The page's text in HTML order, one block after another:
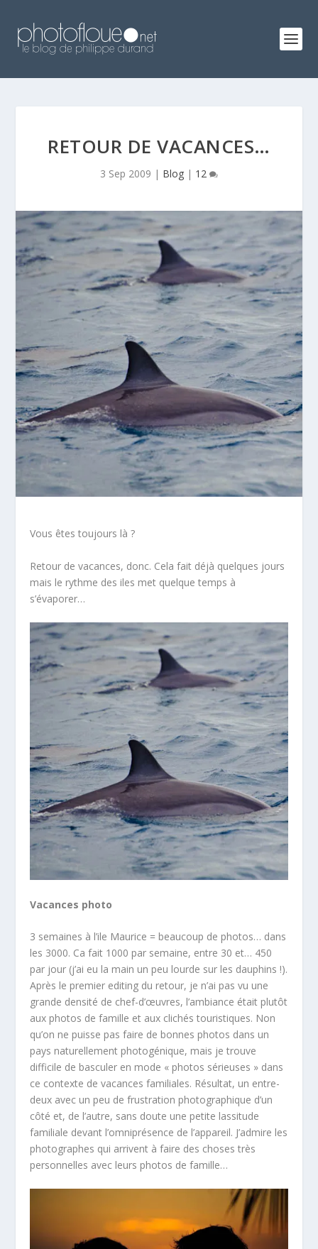
RETOUR DE VACANCES…
3 Sep 2009 | Blog | 12
Vous êtes toujours là ?
Retour de vacances, donc. Cela fait déjà quelques jours
mais le rythme des iles met quelque temps à
s’évaporer…
Vacances photo
3 semaines à l’ile Maurice = beaucoup de photos… dans
les 3000. Ca fait 1000 par semaine, entre 30 et… 450
par jour (j’ai eu la main un peu lourde sur les dauphins !).
Après le premier editing du retour, je n’ai pas vu une
grande densité de chef-d’œuvres, l’ambiance était plutôt
aux photos de famille et aux clichés touristiques. Non
qu’on ne puisse pas faire de bonnes photos dans un
pays naturellement photogénique, mais je trouve
difficile de basculer en mode « photos sérieuses » dans
ce contexte de vacances familiales. Résultat, un entre-
deux avec un peu de frustration photographique d’un
côté et, de l’autre, sans doute une petite lassitude
familiale devant l’omniprésence de l’appareil. J’admire les
photographes qui arrivent à faire des choses très
personnelles avec leurs photos de famille…